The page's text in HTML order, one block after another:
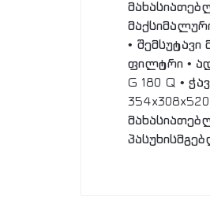
•
ფილტრი •
G 180 Q •